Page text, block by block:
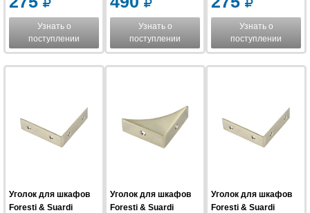
Узнать о
поступлении
Узнать о
поступлении
Узнать о
поступлении
Уголок для шкафов
Foresti & Suardi
Уголок для шкафов
Foresti & Suardi
Уголок для шкафов
Foresti & Suardi